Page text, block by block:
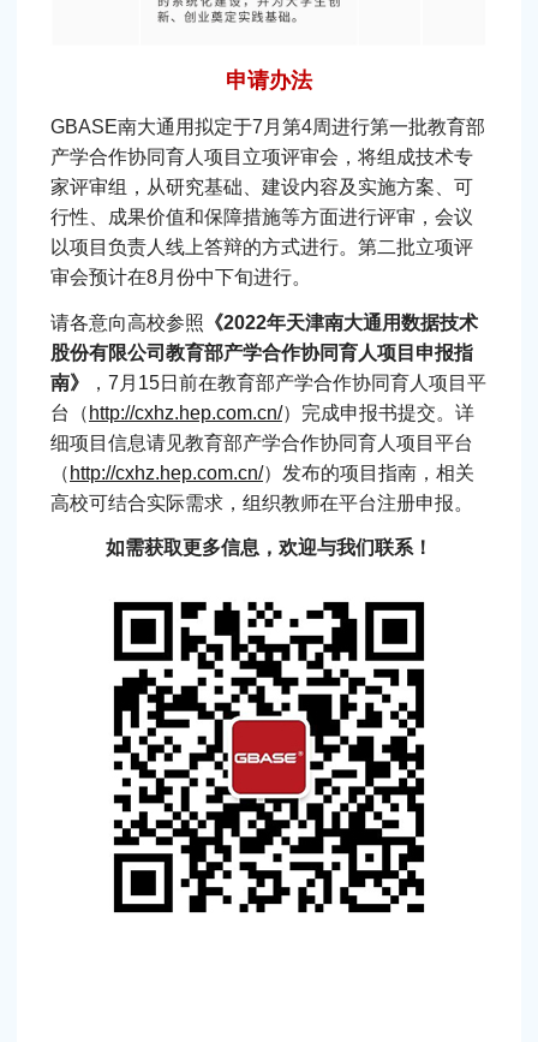
申请办法
GBASE南大通用拟定于7月第4周进行第一批教育部
产学合作协同育人项目立项评审会，将组成技术专
家评审组，从研究基础、建设内容及实施方案、可
行性、成果价值和保障措施等方面进行评审，会议
以项目负责人线上答辩的方式进行。第二批立项评
审会预计在8月份中下旬进行。
请各意向高校参照 《2022年天津南大通用数据技术
股份有限公司教育部产学合作协同育人项目申报指
南》
，7月15日前在教育部产学合作协同育人项目平
台（ http://cxhz.hep.com.cn/）完成申报书提交。详
细项目信息请见教育部产学合作协同育人项目平台
（ http://cxhz.hep.com.cn/）发布的项目指南，相关
高校可结合实际需求，组织教师在平台注册申报。
如需获取更多信息，欢迎与我们联系！